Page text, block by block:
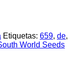
Etiquetas: 659, de,
World Seeds